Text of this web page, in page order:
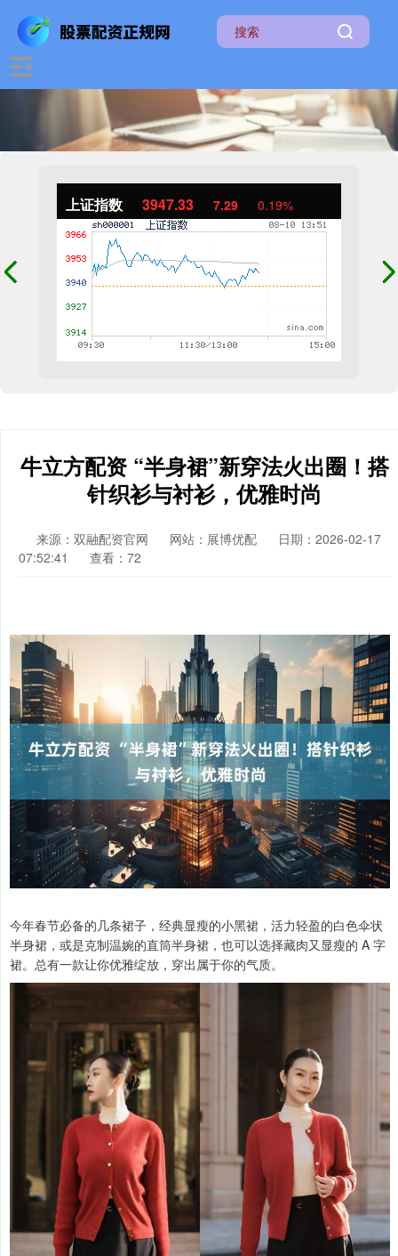
上证指数 3947.33 7.29 0.19%
牛立方配资 “半身裙”新穿法火出圈！搭
针织衫与衬衫，优雅时尚
来源：双融配资官网 网站：展博优配
日期：2026-02-17
07:52:41
查看：72
今年春节必备的几条裙子，经典显瘦的小黑裙，活力轻盈的白色伞状
半身裙，或是克制温婉的直筒半身裙，也可以选择藏肉又显瘦的 A 字
裙。总有一款让你优雅绽放，穿出属于你的气质。